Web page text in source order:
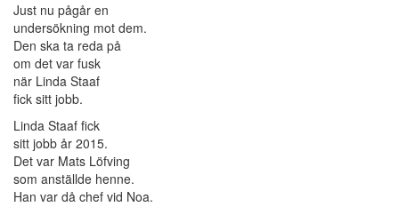
Just nu pågår en
undersökning mot dem.
Den ska ta reda på
om det var fusk
när Linda Staaf
fick sitt jobb.
Linda Staaf fick
sitt jobb år 2015.
Det var Mats Löfving
som anställde henne.
Han var då chef vid Noa.